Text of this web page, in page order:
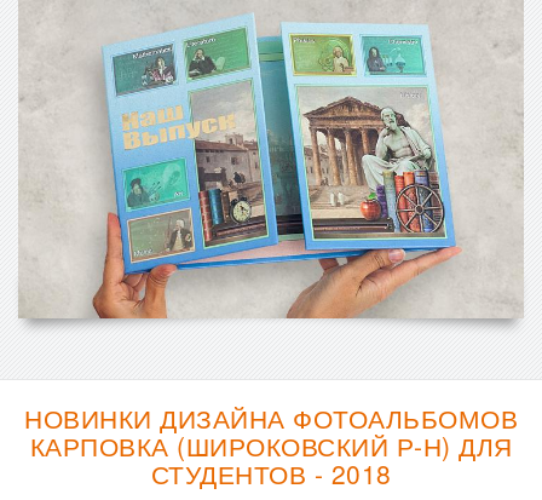
НОВИНКИ ДИЗАЙНА ФОТОАЛЬБОМОВ
КАРПОВКА (ШИРОКОВСКИЙ Р-Н) ДЛЯ
СТУДЕНТОВ - 2018